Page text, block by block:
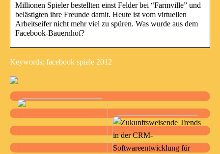
Millionen Spieler bestellten einst Felder bei “Farmville” und
belästigten ihre Freunde damit. Heute ist vom virtuellen
Arbeitseifer nicht mehr viel zu spüren. Was wurde aus dem
Facebook-Bauernhof?
Keywords: facebook spiele 2012